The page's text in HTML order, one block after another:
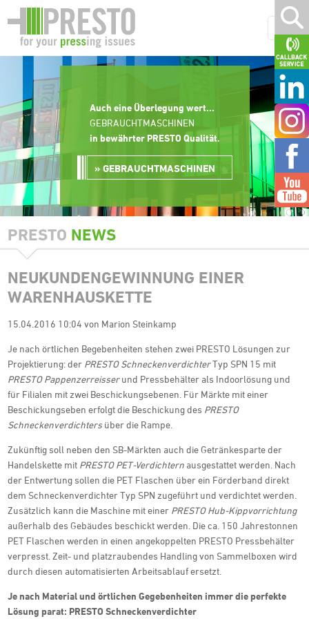
Auch eine Überlegung wert...
GEBRAUCHTMASCHINEN
in bewährter PRESTO Qualität.
GEBRAUCHTMASCHINEN
PRESTO NEWS
NEUKUNDENGEWINNUNG EINER
WARENHAUSKETTE
15.04.2016 10:04 von Marion Steinkamp
Je nach örtlichen Begebenheiten stehen zwei PRESTO Lösungen zur
Projektierung: der PRESTO SchneckenverdichterTyp SPN 15 mit
PRESTO Pappenzerreisserund Pressbehälter als Indoorlösung und
für Filialen mit zwei Beschickungsebenen. Für Märkte mit einer
Beschickungseben erfolgt die Beschickung des PRESTO
Schneckenverdichtersüber die Rampe.
Zukünftig soll neben den SB-Märkten auch die Getränkesparte der
Handelskette mit PRESTO PET-Verdichternausgestattet werden. Nach
der Entwertung sollen die PET Flaschen über ein Förderband direkt
dem Schneckenverdichter Typ SPN zugeführt und verdichtet werden.
Zusätzlich kann die Maschine mit einer PRESTO Hub-Kippvorrichtung
außerhalb des Gebäudes beschickt werden. Die ca. 150 Jahrestonnen
PET Flaschen werden in einen angekoppelten PRESTO Pressbehälter
verpresst. Zeit- und platzraubendes Handling von Sammelboxen wird
durch diesen automatisierten Arbeitsablauf ersetzt.
Je nach Material und örtlichen Gegebenheiten immer die perfekte
Lösung parat: PRESTO Schneckenverdichter